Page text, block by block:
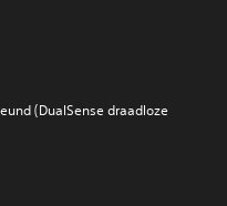
(DualSense draadloze